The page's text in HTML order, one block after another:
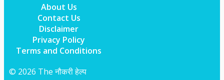
About Us
Contact Us
Disclaimer
Privacy Policy
Terms and Conditions
© 2026 The नौकरी हेल्प